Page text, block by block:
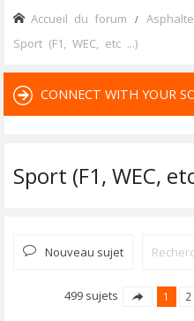
Accueil du forum
Sport (F1, WEC, etc ...)
CONNECT WITH YOUR
Sport (F1, WEC,
Nouveau sujet
499 sujets 1 2